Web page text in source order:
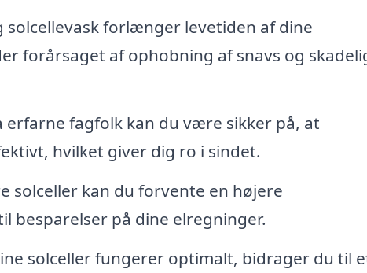
solcellevask forlænger levetiden af dine
forårsaget af ophobning af snavs og
fagfolk kan du være sikker på, at
hvilket giver dig ro i sindet.
solceller kan du forvente en højere
besparelser på dine elregninger.
solceller fungerer optimalt, bidrager du til